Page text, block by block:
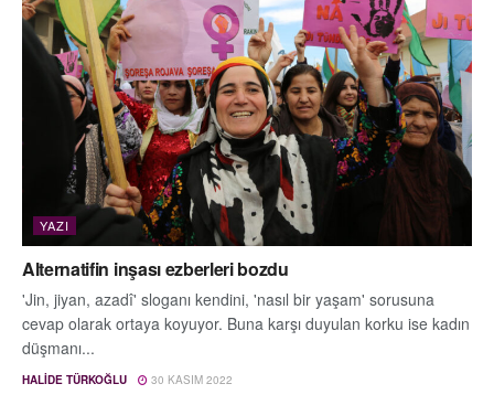
YAZI
Alternatifin inşası ezberleri bozdu
'Jin, jiyan, azadî' sloganı kendini, 'nasıl bir yaşam' sorusuna
cevap olarak ortaya koyuyor. Buna karşı duyulan korku ise kadın
düşmanı...
HALIDE TÜRKOĞLU 30 KASIM 2022